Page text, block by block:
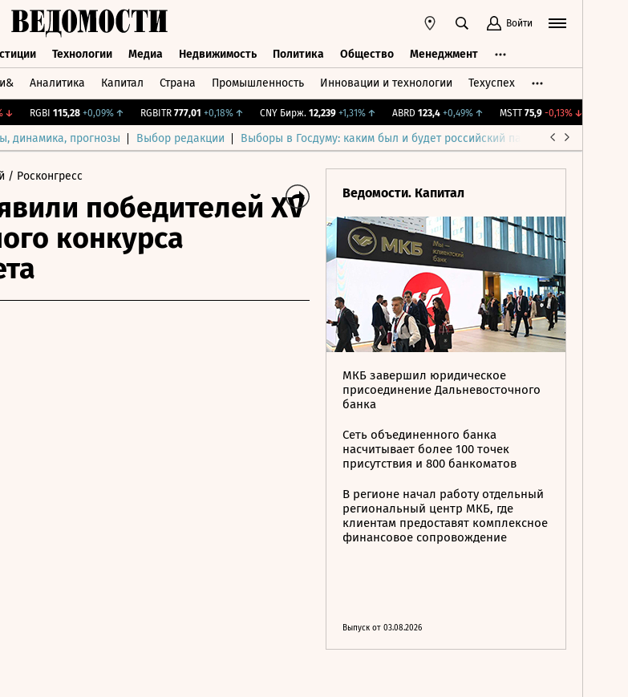
Войти
Технологии Медиа Недвижимость Политика Общество Менеджмент
Аналитика Капитал Страна Промышленность Инновации и технологии Техуспех
RGBI 115,28 +0,09%↑ RGBITR 777,01 +0,18% ↑ CNY Бирж. 12,239 +1,31%↑ ABRD 123,4 +0,49%↑ MSTT 75,9 -0,13% ↓
динамика, прогнозы Выбор редакции Выборы в Госдуму: каким был и будет российский парламент
/ Росконгресс
победителей XV
конкурса
Ведомости. Капитал
МКБ завершил юридическое
присоединение Дальневосточного
банка
Сеть объединенного банка
насчитывает более 100 точек
присутствия и 800 банкоматов
В регионе начал работу отдельный
региональный центр МКБ, где
клиентам предоставят комплексное
финансовое сопровождение
Выпуск от 03.08.2026